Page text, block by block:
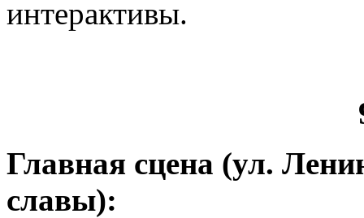
интерактивы.
Главная сцена (ул.
славы):